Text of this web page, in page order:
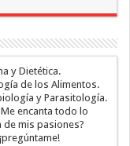
y Dietética.
de los Alimentos.
y Parasitología.
encanta todo lo
de mis pasiones?